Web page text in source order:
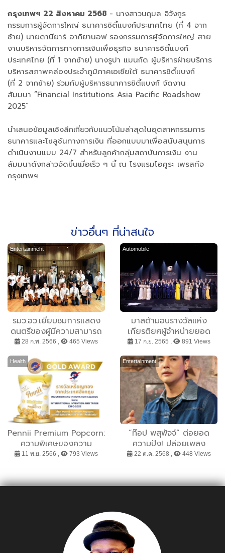
กรุงเทพฯ 22 สิงหาคม 2568 - นางสาวนฤมล จิวังกูร
กรรมการผู้จัดการใหญ่ ธนาคารซิตี้แบงก์ประเทศไทย (ที่ 4 จาก
ซ้าย) นายดานียาร์ อากิยานอฟ รองกรรมการผู้จัดการใหญ่ สาย
งานบริหารจัดการทางการเงินเพื่อธุรกิจ ธนาคารซิตี้แบงก์
ประเทศไทย (ที่ 1 จากซ้าย) นางรูปา แมนกัด ผู้บริหารฝ่ายบริการ
บริหารสภาพคล่องประจำภูมิภาคเอเชียใต้ ธนาคารซิตี้แบงก์
(ที่ 2 จากซ้าย) ร่วมกับผู้บริหารธนาคารซิตี้แบงก์ จัดงาน
สัมมนา “Financial Institutions Asia Pacific Roadshow
2025”
นำเสนอข้อมูลเชิงลึกเกี่ยวกับแนวโน้มล่าสุดในอุตสาหกรรมการ
ธนาคารและโซลูชันทางการเงิน ที่ออกแบบมาเพื่อสนับสนุนการ
ดำเนินงานแบบ 24/7 สำหรับลูกค้ากลุ่มสถาบันการเงิน งาน
สัมมนาดังกล่าวจัดขึ้นเมื่อเร็ว ๆ นี้ ณ โรงแรมโอคูระ เพรสทีจ
กรุงเทพฯ
ข่าวอื่นๆ ที่น่าสนใจ
Entertainment
รมว.อว.เยี่ยมชมการแสดง
ดนตรีของผู้มีความสามารถ
พิเศษ ณ โรงเรียนสอน
มูลนิธิ ดร.สุกรี เจริญสุข
28 ก.พ. 2566 , 465 Views
Automobile
มาสด้ามอบรางวัลแห่ง
เกียรติยศผู้จำหน่ายยอด
เยี่ยมแห่งปี
17 ก.ย. 2565 , 891 Views
Health
Pennii Premium Popcorn:
ความพิเศษของความ
Premium และ Air Pop
11 พ.ย. 2566 , 793 Views
Entertainment
“ท๊อป พสุพัจจ์” ต่อยอด
ความปัง! ปล่อยเพลง
ใหม่“รับจบความเจ็บ” ระเบิด
22 ต.ค. 2568 , 448 Views